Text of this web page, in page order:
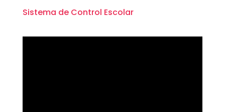
Sistema de Control Escolar